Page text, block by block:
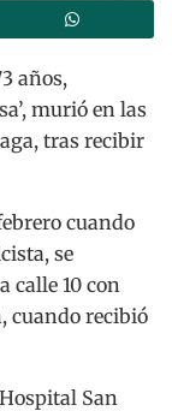
años,
murió en las
tras recibir
cuando
se
calle 10 con
cuando recibió
San